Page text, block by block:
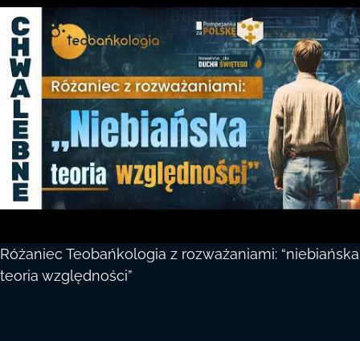
Różaniec Teobańkologia z rozważaniami: “niebiańska
teoria względności”